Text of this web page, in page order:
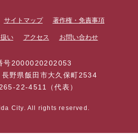
サイトマップ 著作権・免責事項
い アクセス お問い合わせ
号2000020202053
野県飯田市大久保町2534
22-4511（代表）
City. All rights reserved.